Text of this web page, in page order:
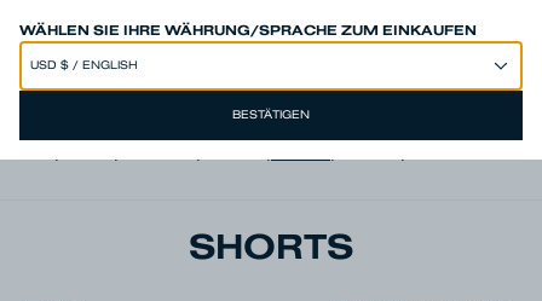
WÄHLEN SIE IHRE WÄHRUNG/SPRACHE ZUM EINKAUFEN
BESTÄTIGEN
SPEND 250€ OR MORE & GET EXTRA 10% OFF AT CHECKOUT
SHORTS